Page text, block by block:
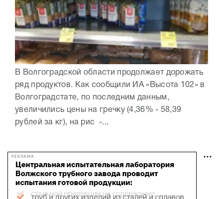
В Волгоградской области продолжает дорожать
ряд продуктов. Как сообщили ИА «Высота 102» в
Волгоградстате, по последним данным,
увеличились цены на гречку (4,36% - 58,39
рублей за кг), на рис -...
РЕКЛАМА